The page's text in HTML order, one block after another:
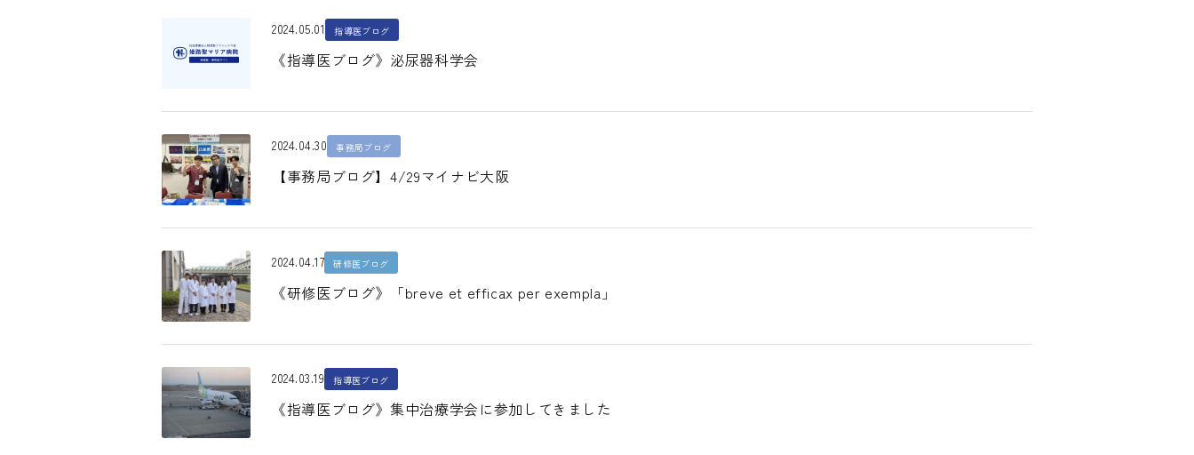
2024.05.01 指導医ブログ
《指導医ブログ》泌尿器科学会
2024.04.30 事務局ブログ
【事務局ブログ】4/29マイナビ大阪
2024.04.17 研修医ブログ
《研修医ブログ》「breve et efficax per exempla」
2024.03.19 指導医ブログ
《指導医ブログ》集中治療学会に参加してきました